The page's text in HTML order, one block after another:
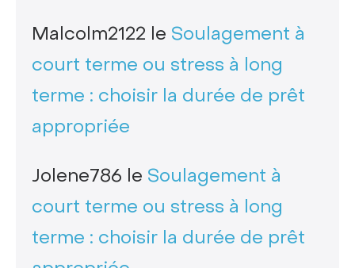
Malcolm2122 le Soulagement à
court terme ou stress à long
terme : choisir la durée de prêt
appropriée
Jolene786 le Soulagement à
court terme ou stress à long
terme : choisir la durée de prêt